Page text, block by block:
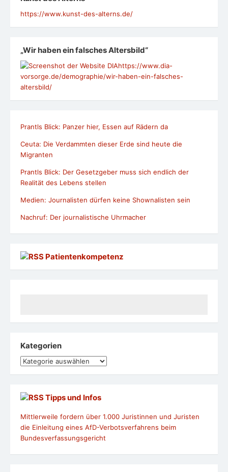
https://www.kunst-des-alterns.de/
„Wir haben ein falsches Altersbild“
https://www.dia-
vorsorge.de/demographie/wir-haben-ein-falsches-
altersbild/
Prantls Blick: Panzer hier, Essen auf Rädern da
Ceuta: Die Verdammten dieser Erde sind heute die
Migranten
Prantls Blick: Der Gesetzgeber muss sich endlich der
Realität des Lebens stellen
Medien: Journalisten dürfen keine Shownalisten sein
Nachruf: Der journalistische Uhrmacher
Patientenkompetenz
Kategorien
Kategorien
Tipps und Infos
Mittlerweile fordern über 1.000 Juristinnen und Juristen
die Einleitung eines AfD-Verbotsverfahrens beim
Bundesverfassungsgericht